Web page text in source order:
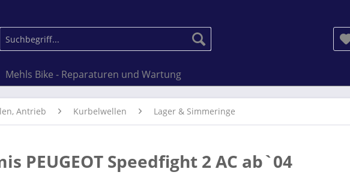
Mehls Bike - Reparaturen und Wartung
Antrieb Kurbelwellen Lager & Simmeringe
PEUGEOT Speedfight 2 AC ab`04